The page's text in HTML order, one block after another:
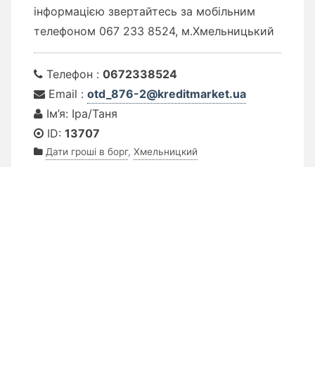
інформацією звертайтесь за мобільним
телефоном 067 233 8524, м.Хмельницький
Телефон : 0672338524
Email : otd_876-2@kreditmarket.ua
Ім’я: Іра/Таня
ID: 13707
Дати гроші в борг, Хмельницкий